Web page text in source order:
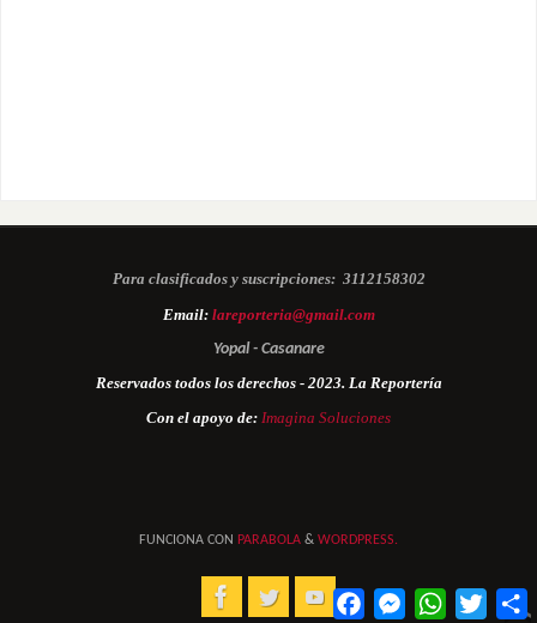
Para clasificados y suscripciones: 3112158302
Email: lareporteria@gmail.com
Yopal - Casanare
Reservados todos los derechos - 2023. La Reportería
Con el apoyo de: Imagina Soluciones
FUNCIONA CON PARABOLA & WORDPRESS.
FacebookMessengerWhatsApp
Twitter